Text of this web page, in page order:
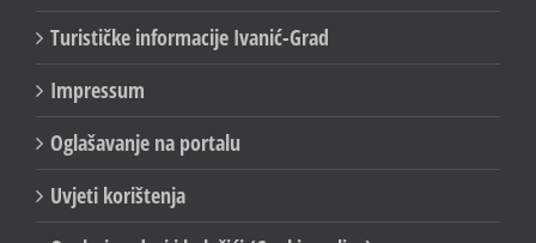
Turističke informacije Ivanić-Grad
Impressum
Oglašavanje na portalu
Uvjeti korištenja